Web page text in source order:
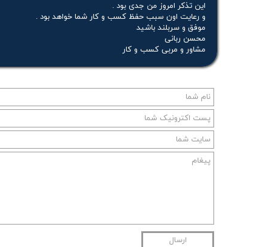
این تذکر امروز من جدی بود .
و رعایت اون سبب حفظ کسب و کار شما خواهد بود .
موفق و سربلند باشید
محسن ربانی
مشاور و مربی کسب و کار
ارسال